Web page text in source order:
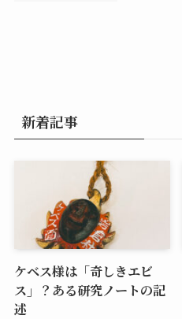
新着記事
ケベス様は「奇しきエビ
ス」？ある研究ノートの記
述